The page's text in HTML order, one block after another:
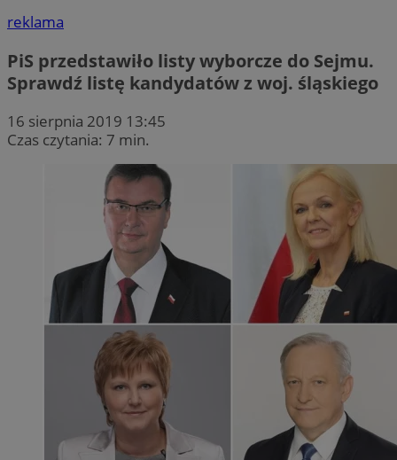
reklama
PiS przedstawiło listy wyborcze do Sejmu.
Sprawdź listę kandydatów z woj. śląskiego
16 sierpnia 2019 13:45
Czas czytania: 7 min.